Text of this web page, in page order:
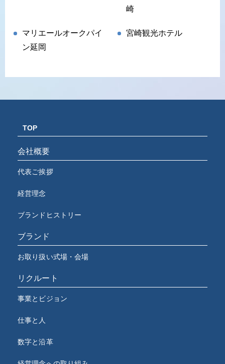
崎
マリエールオークパイ
ン延岡
宮崎観光ホテル
TOP
会社概要
代表ご挨拶
経営理念
ブランドヒストリー
ブランド
お取り扱い式場・会場
リクルート
事業とビジョン
仕事と人
数字と沿革